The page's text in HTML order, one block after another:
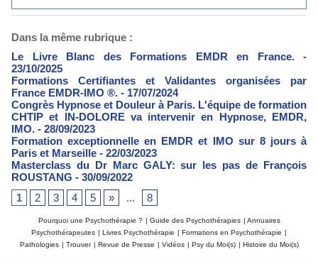
Dans la même rubrique :
Le Livre Blanc des Formations EMDR en France.
-
23/10/2025
Formations Certifiantes et Validantes organisées par
France EMDR-IMO ®. - 17/07/2024
Congrès Hypnose et Douleur à Paris. L'équipe de formation
CHTIP et IN-DOLORE va intervenir en Hypnose, EMDR,
IMO. - 28/09/2023
Formation exceptionnelle en EMDR et IMO sur 8 jours à
Paris et Marseille - 22/03/2023
Masterclass du Dr Marc GALY: sur les pas de François
ROUSTANG - 30/09/2022
1
2 3 4 5 » ... 8
Pourquoi une Psychothérapie ? | Guide des Psychothérapies | Annuaires
Psychothérapeutes | Livres Psychothérapie | Formations en Psychothérapie |
Pathologies | Trouver | Revue de Presse | Vidéos | Psy du Moi(s) | Histoire du Moi(s)